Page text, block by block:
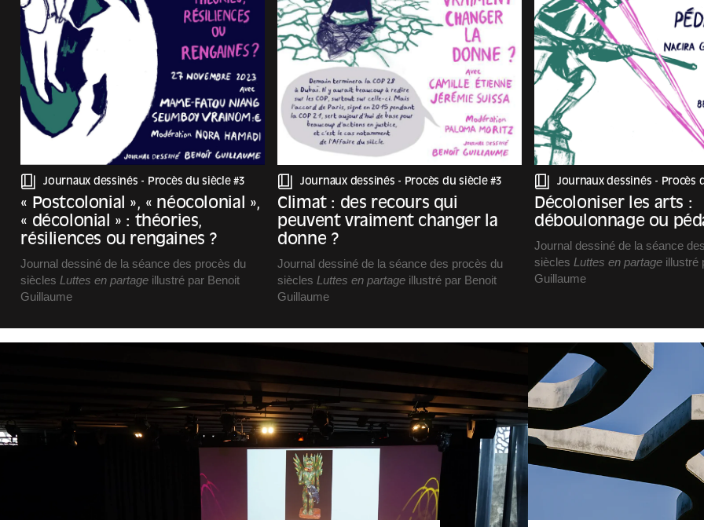
Journaux dessinés - Procès du siècle #3
« Postcolonial », « néocolonial »,
« décolonial » : théories,
résiliences ou rengaines ?
Journal dessiné de la séance des procès du
sièclesLuttes en partage illustré par Benoit
Guillaume
chercheuse et artiste) et Seumboy Vrainom :€
(artiste et militant)
conservatrice du patrimoine, responsable du
pôle Art contemporain au Mucem.
Journaux dessinés - Procès du siècle #3
Climat : des recours qui
peuvent vraiment changer la
donne ?
Journal dessiné de la séance des procès du
sièclesLuttes en partage illustré par Benoit
Guillaume
Suissa (délégué général de Notre Affaire à
Tous)
Avec la participation d’Enguerrand Lascols,
conservateur du patrimoine, responsable du
pôle Vie domestique au Mucem.
Journaux dessinés - Procès
Décoloniser les arts :
déboulonnage ou
Journal dessiné de la séance
siècles Luttes en partage illustré
Guillaume
Souilamas (sociologue,
Modération : Rokhaya Diallo
Avec la participation de Julia
conservatrice du patrimoine,
pôle Artisanat, commerce,